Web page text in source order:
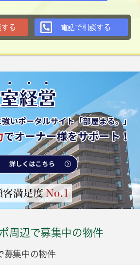
する 電話で相談する
周辺で募集中の物件
募集中の物件